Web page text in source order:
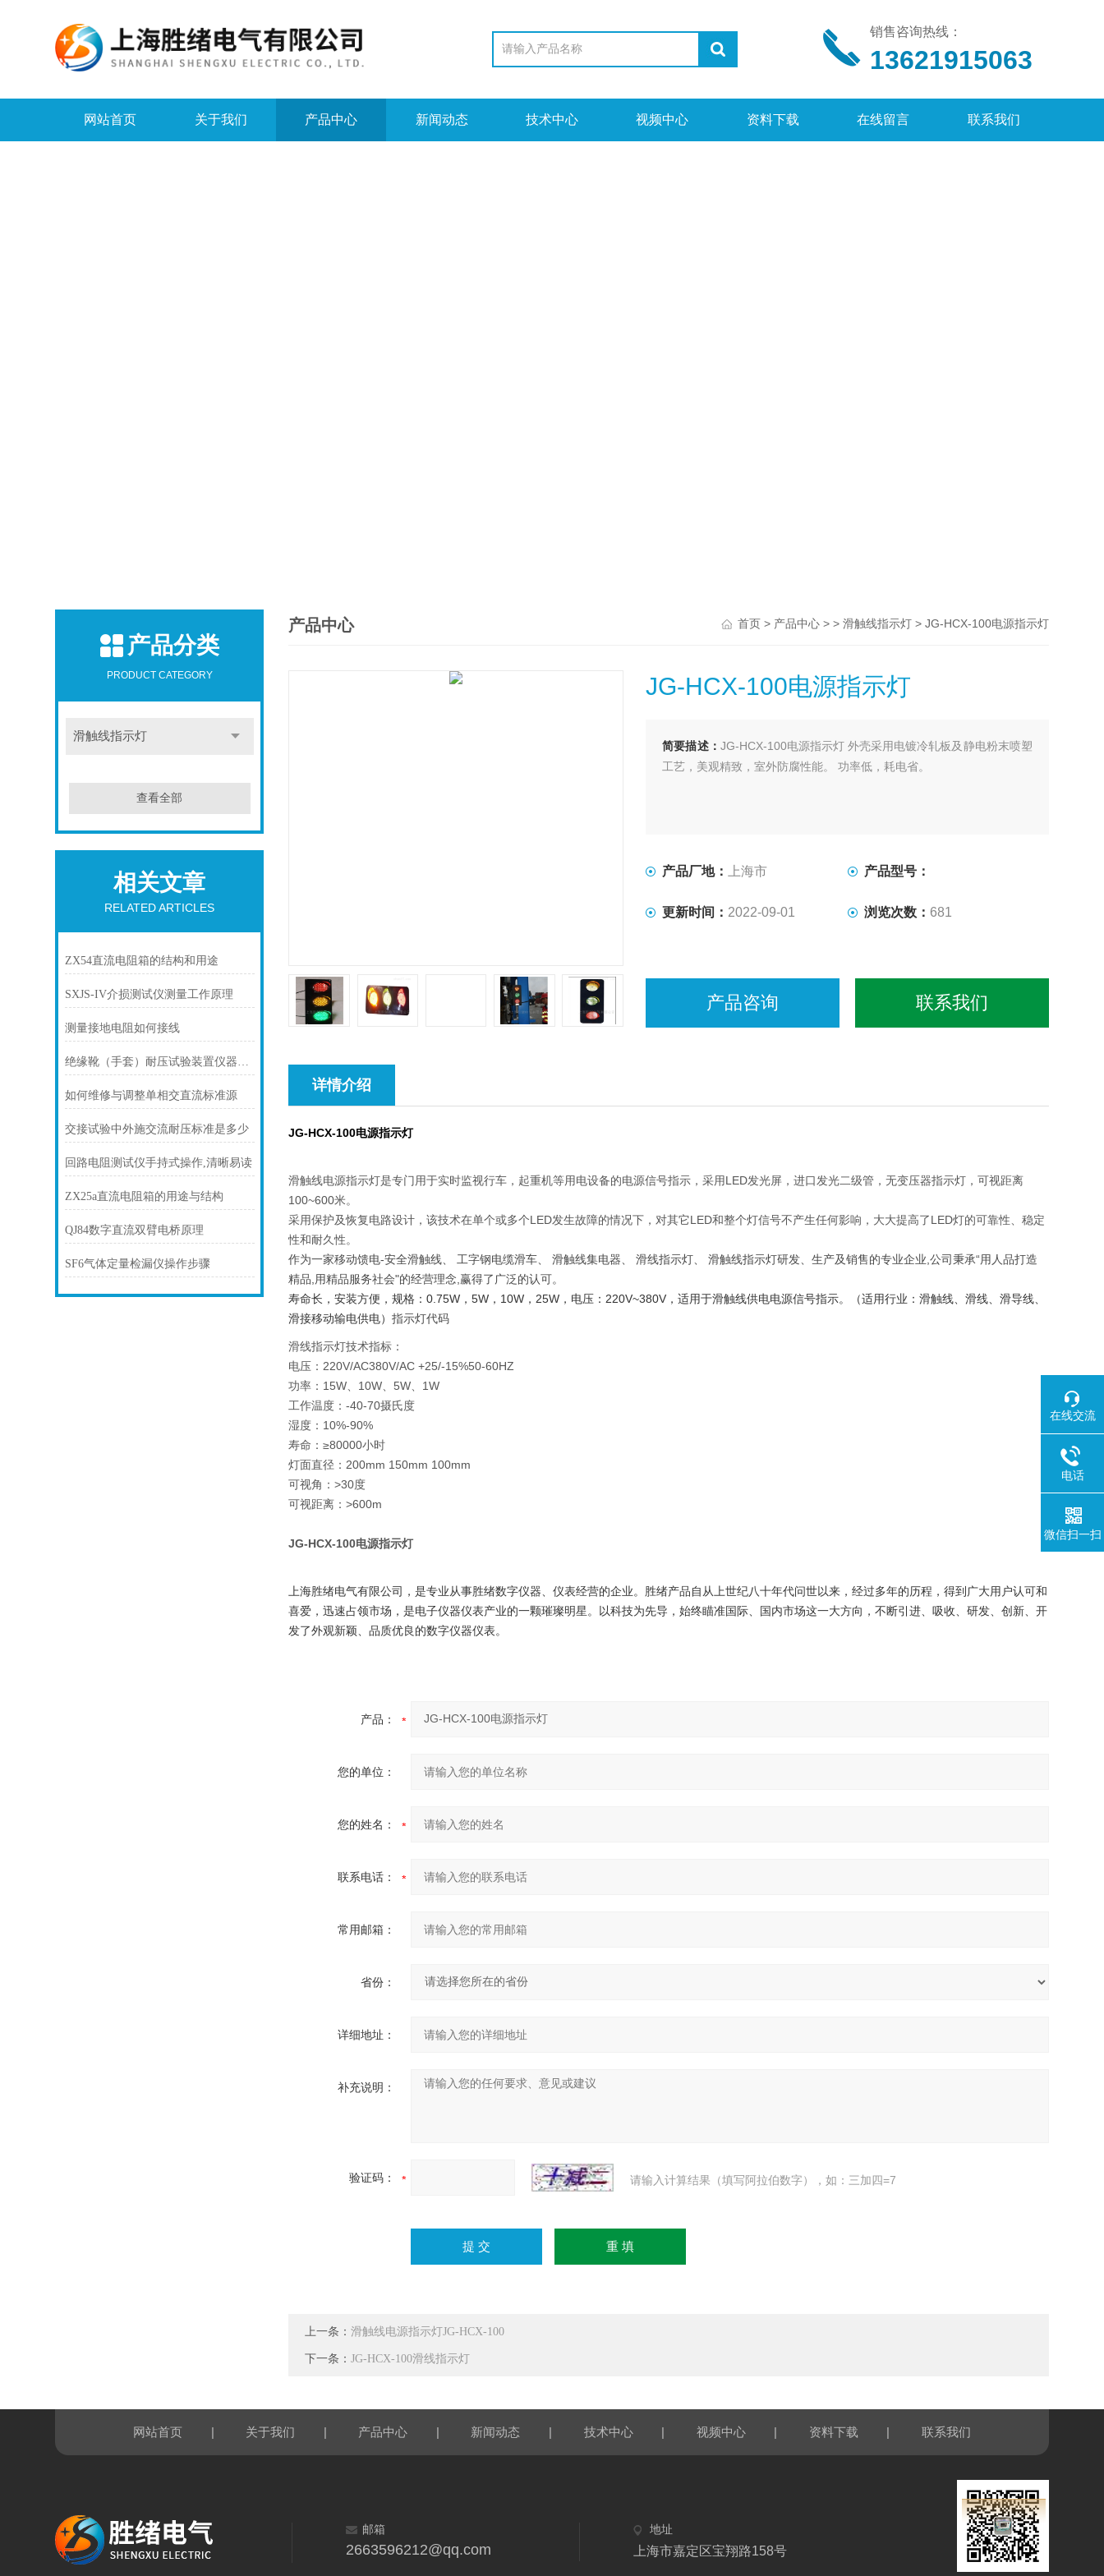
销售咨询热线：
13621915063
网站首页 关于我们 产品中心 新闻动态 技术中心 视频中心 资料下载 在线留言 联系我们
产品分类
PRODUCT CATEGORY
滑触线指示灯
查看全部
相关文章
RELATED ARTICLES
ZX54直流电阻箱的结构和用途
SXJS-IV介损测试仪测量工作原理
测量接地电阻如何接线
绝缘靴（手套）耐压试验装置仪器使用方法
如何维修与调整单相交直流标准源
交接试验中外施交流耐压标准是多少
回路电阻测试仪手持式操作,清晰易读
ZX25a直流电阻箱的用途与结构
QJ84数字直流双臂电桥原理
SF6气体定量检漏仪操作步骤
产品中心 首页> 产品中心> > 滑触线指示灯> JG-HCX-100电源指示灯
JG-HCX-100电源指示灯
简要描述： JG-HCX-100电源指示灯 外壳采用电镀冷轧板及静电粉末喷塑
工艺，美观精致，室外防腐性能。 功率低，耗电省。
产品厂地： 上海市 产品型号：
更新时间： 2022-09-01 浏览次数： 681
产品咨询 联系我们
详情介绍
JG-HCX-100电源指示灯
滑触线电源指示灯是专门用于实时监视行车，起重机等用电设备的电源信号指示，采用LED发光屏，进口发光二级管，无变压器指示灯，可视距离
100~600米。
采用保护及恢复电路设计，该技术在单个或多个LED发生故障的情况下，对其它LED和整个灯信号不产生任何影响，大大提高了LED灯的可靠性、稳定
性和耐久性。
作为一家移动馈电-安全滑触线、 工字钢电缆滑车、 滑触线集电器、 滑线指示灯、 滑触线指示灯研发、生产及销售的专业企业,公司秉承“用人品打造
精品,用精品服务社会"的经营理念,赢得了广泛的认可。
寿命长，安装方便，规格：0.75W，5W，10W，25W，电压：220V~380V，适用于滑触线供电电源信号指示。（适用行业：滑触线、滑线、滑导线、
滑接移动输电供电）指示灯代码
滑线指示灯技术指标：
电压：220V/AC380V/AC +25/-15%50-60HZ
功率：15W、10W、5W、1W
工作温度：-40-70摄氏度
湿度：10%-90%
寿命：≥80000小时
灯面直径：200mm 150mm 100mm
可视角：>30度
可视距离：>600m
JG-HCX-100电源指示灯
上海胜绪电气有限公司，是专业从事胜绪数字仪器、仪表经营的企业。 胜绪产品自从上世纪八十年代问世以来，经过多年的历程，得到广大用户认可和
喜爱，迅速占领市场，是电子仪器仪表产业的一颗璀璨明星。以科技为先导，始终瞄准国际、国内市场这一大方向，不断引进、吸收、研发、创新、开
发了外观新颖、品质优良的数字仪器仪表。
产品：
您的单位：
您的姓名：
联系电话：
常用邮箱：
省份：
详细地址：
补充说明：
验证码： 请输入计算结果（填写阿拉伯数字），如：三加四=7
上一条：滑触线电源指示灯JG-HCX-100
下一条：JG-HCX-100滑线指示灯
网站首页 | 关于我们 | 产品中心 | 新闻动态 | 技术中心 | 视频中心 | 资料下载 | 联系我们
邮箱
2663596212@qq.com
地址
上海市嘉定区宝翔路158号
在线交流
电话
微信扫一扫